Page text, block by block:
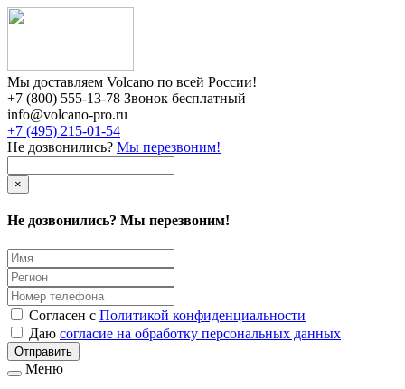
Мы доставляем Volcano по всей России!
+7 (800) 555-13-78 Звонок бесплатный
info@volcano-pro.ru
+7 (495) 215-01-54
Не дозвонились? Мы перезвоним!
×
Не дозвонились? Мы перезвоним!
Согласен с Политикой конфиденциальности
Даю согласие на обработку персональных данных
Меню